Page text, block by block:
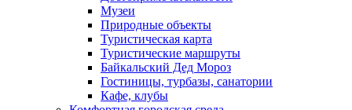
Музеи
Природные объекты
Туристическая карта
Туристические маршруты
Байкальский Дед Мороз
Гостиницы, турбазы, санатории
Кафе, клубы